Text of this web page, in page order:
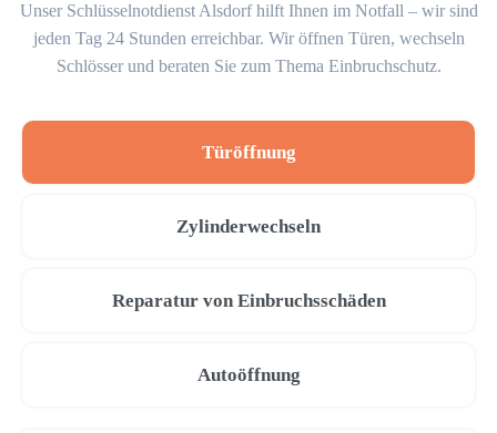
Unser Schlüsselnotdienst Alsdorf hilft Ihnen im Notfall – wir sind
jeden Tag 24 Stunden erreichbar. Wir öffnen Türen, wechseln
Schlösser und beraten Sie zum Thema Einbruchschutz.
Türöffnung
Zylinderwechseln
Reparatur von Einbruchsschäden
Autoöffnung